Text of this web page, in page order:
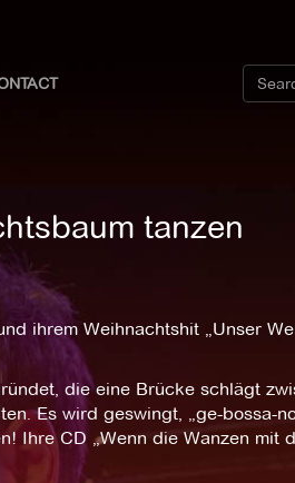
tanzen
ihrem Weihnachtshit „Unser
die eine Brücke schlägt
Es wird geswingt, „ge-bossa-
Ihre CD „Wenn die Wanzen mit